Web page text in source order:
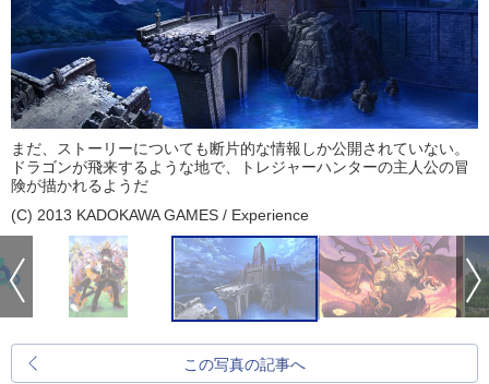
まだ、ストーリーについても断片的な情報しか公開されていない。
ドラゴンが飛来するような地で、トレジャーハンターの主人公の冒
険が描かれるようだ
(C) 2013 KADOKAWA GAMES / Experience
この写真の記事へ